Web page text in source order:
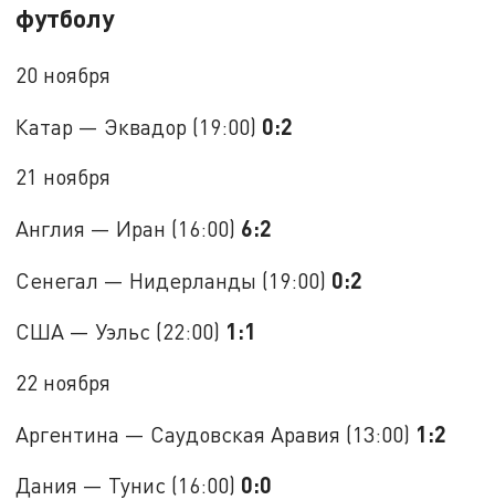
футболу
20 ноября
Катар — Эквадор (19:00) 0:2
21 ноября
Англия — Иран (16:00) 6:2
Сенегал — Нидерланды (19:00) 0:2
США — Уэльс (22:00) 1:1
22 ноября
Аргентина — Саудовская Аравия (13:00) 1:2
Дания — Тунис (16:00) 0:0